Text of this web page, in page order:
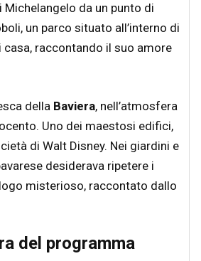
da un punto di
un parco situato all’interno di
raccontando il suo amore
della Baviera, nell’atmosfera
Uno dei maestosi edifici,
di Walt Disney. Nei giardini e
desiderava ripetere i
misterioso, raccontato dallo
del programma